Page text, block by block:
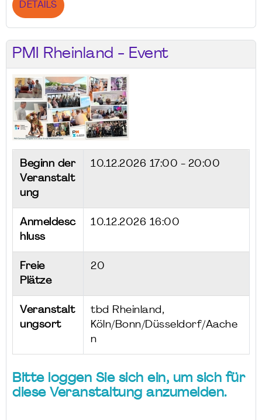
DETAILS
PMI Rheinland - Event
Beginn der
Veranstalt
ung
10.12.2026 17:00 - 20:00
Anmeldesc
hluss
10.12.2026 16:00
Freie
Plätze
20
Veranstalt
ungsort
tbd Rheinland,
Köln/Bonn/Düsseldorf/Aache
n
Bitte loggen Sie sich ein, um sich für
diese Veranstaltung anzumelden.